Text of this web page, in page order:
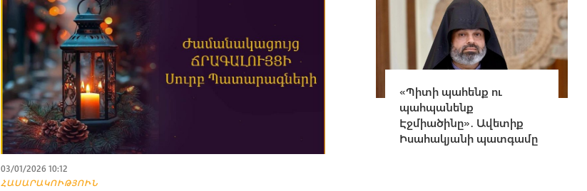
03/01/2026 10:12
ՀԱՍԱՐԱԿՈՒԹՅՈՒՆ
«Պիտի պահենք ու
պահպանենք
Էջմիածինը»․ Ավետիք
Իսահակյանի պատգամը